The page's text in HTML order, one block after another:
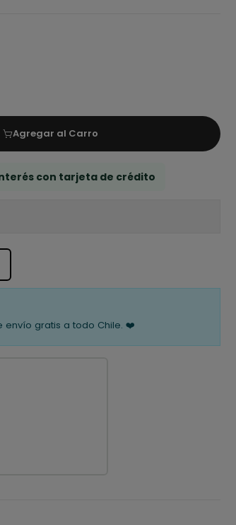
Agregar al Carro
con tarjeta de crédito
envío gratis a todo Chile. ❤️